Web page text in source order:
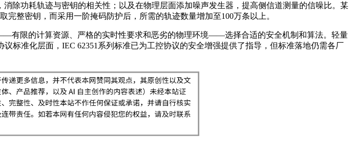
除功耗轨迹与密钥的相关性；以及在物理层面添加噪声发生器，提高侧信道测量的信噪比。某
整密钥，而采用一阶掩码防护后，所需的轨迹数量增加至100万条以上。
有限的计算资源、严格的实时性要求和恶劣的物理环境——选择合适的安全机制和算法。轻量
标准化层面，IEC 62351系列标准已为工控协议的安全增强提供了指导，但标准落地仍需各厂